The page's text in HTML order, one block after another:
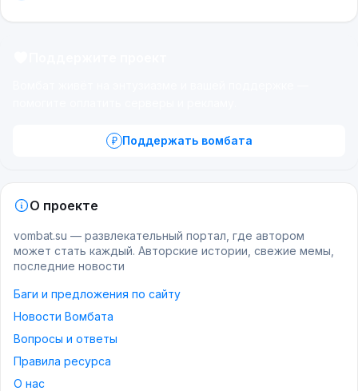
Поддержать вомбата
О проекте
vombat.su — развлекательный портал, где автором
может стать каждый. Авторские истории, свежие мемы,
последние новости
Баги и предложения по сайту
Новости Вомбата
Вопросы и ответы
Правила ресурса
О нас